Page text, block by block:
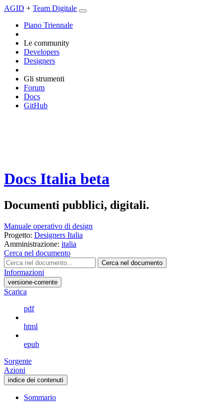
AGID + Team Digitale
Piano Triennale
Le community
Developers
Designers
Gli strumenti
Forum
Docs
GitHub
Docs Italia beta
Documenti pubblici, digitali.
Manuale operativo di design
Progetto: Designers Italia
Amministrazione: italia
Cerca nel documento
Cerca nel documento
Informazioni
versione-corrente
Scarica
pdf
html
epub
Sorgente
Azioni
indice dei contenuti
Sommario